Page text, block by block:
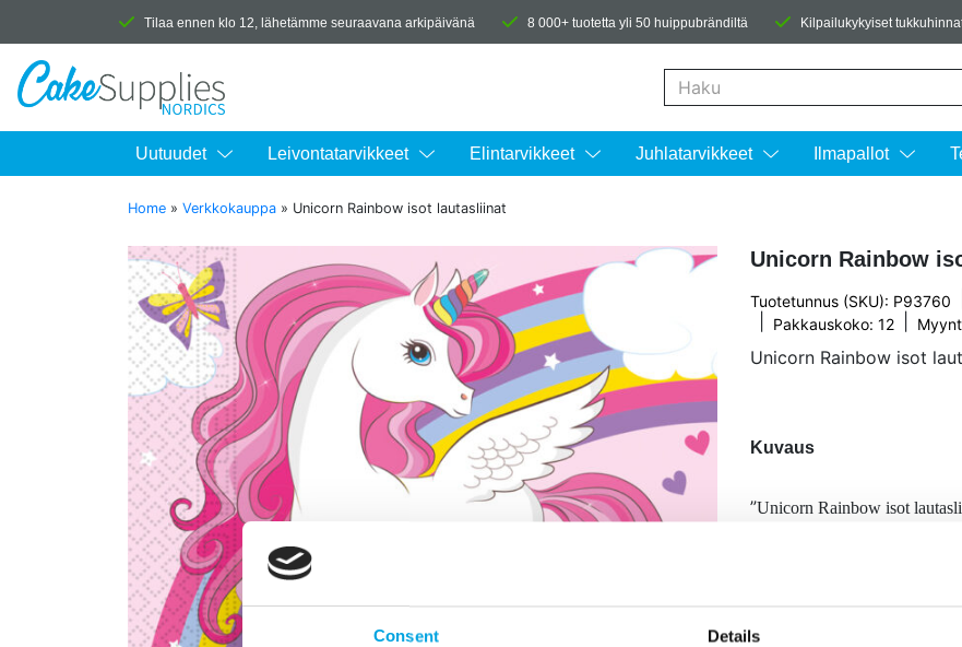
Consent Details
Tilaa ennen klo 12, lähetämme seuraavana arkipäivänä 8 000+ tuotetta yli 50 huippubrändiltä Kilpailukykyiset
Uutuudet Leivontatarvikkeet Elintarvikkeet Juhlatarvikkeet Ilmapallot
Home » Verkkokauppa » Unicorn Rainbow isot lautasliinat
Unicorn Rainbow
Tuotetunnus (SKU): P93760
Pakkauskoko: 12
Unicorn Rainbow isot
Kuvaus
”Unicorn Rainbow isot